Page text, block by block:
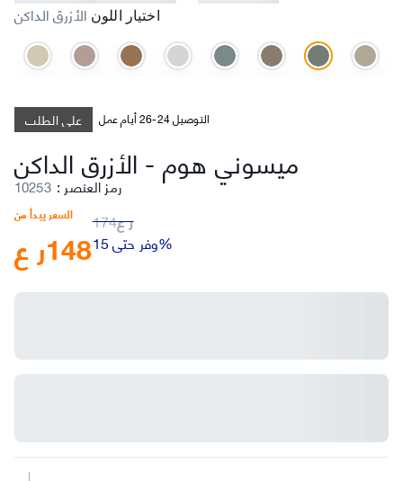
اختيار اللون الأزرق الداكن
على الطلب التوصيل 24-26 أيام عمل
ميسوني هوم-الأزرق الداكن
رمز العنصر :
10253
السعر يبدأ من
ر ع148
ر ع174
وفر حتى 15%